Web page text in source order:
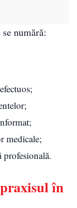
numără:
medicale;
profesională.
în